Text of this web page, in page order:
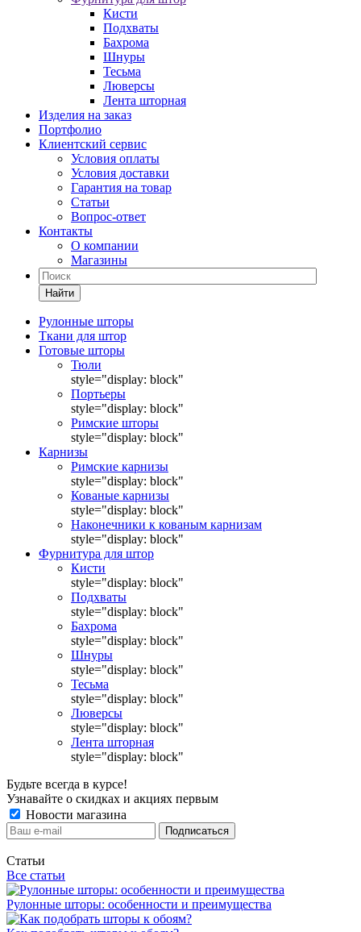
Кисти
Подхваты
Бахрома
Шнуры
Тесьма
Люверсы
Лента шторная
Изделия на заказ
Портфолио
Клиентский сервис
Условия оплаты
Условия доставки
Гарантия на товар
Статьи
Вопрос-ответ
Контакты
О компании
Магазины
Найти
Рулонные шторы
Ткани для штор
Готовые шторы
Тюли
style="display: block"
Портьеры
style="display: block"
Римские шторы
style="display: block"
Карнизы
Римские карнизы
style="display: block"
Кованые карнизы
style="display: block"
Наконечники к кованым карнизам
style="display: block"
Фурнитура для штор
Кисти
style="display: block"
Подхваты
style="display: block"
Бахрома
style="display: block"
Шнуры
style="display: block"
Тесьма
style="display: block"
Люверсы
style="display: block"
Лента шторная
style="display: block"
Будьте всегда в курсе!
Узнавайте о скидках и акциях первым
Новости магазина
Статьи
Все статьи
Рулонные шторы: особенности и преимущества